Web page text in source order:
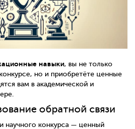
навыки, вы не только
но и приобретёте ценные
вам в академической и
обратной связи
научного конкурса — ценный